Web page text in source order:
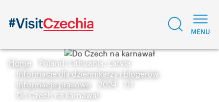
Home
Poland, Lithuania, Latvia
Informacje dla dziennikarzy i blogerów
Informacje prasowe
2024
01
Do Czech na karnawał